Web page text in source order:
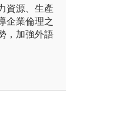
資源、生產
企業倫理之
，加強外語